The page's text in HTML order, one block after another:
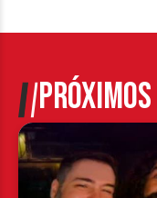
PRÓXIMOS